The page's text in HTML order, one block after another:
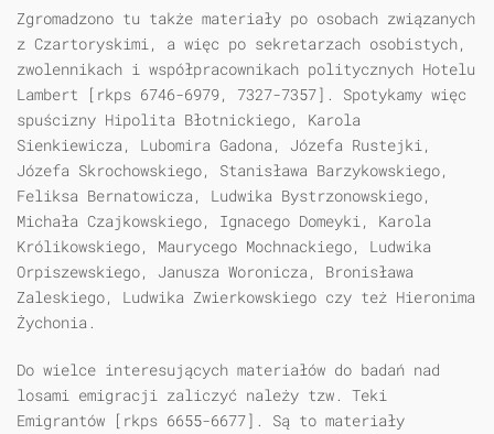
Zgromadzono tu także materiały po osobach związanych
z Czartoryskimi, a więc po sekretarzach osobistych,
zwolennikach i współpracownikach politycznych Hotelu
Lambert [rkps 6746-6979, 7327-7357]. Spotykamy więc
spuścizny Hipolita Błotnickiego, Karola
Sienkiewicza, Lubomira Gadona, Józefa Rustejki,
Józefa Skrochowskiego, Stanisława Barzykowskiego,
Feliksa Bernatowicza, Ludwika Bystrzonowskiego,
Michała Czajkowskiego, Ignacego Domeyki, Karola
Królikowskiego, Maurycego Mochnackiego, Ludwika
Orpiszewskiego, Janusza Woronicza, Bronisława
Zaleskiego, Ludwika Zwierkowskiego czy też Hieronima
Żychonia.
Do wielce interesujących materiałów do badań nad
losami emigracji zaliczyć należy tzw. Teki
Emigrantów [rkps 6655-6677]. Są to materiały